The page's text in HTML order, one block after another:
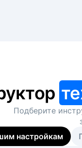
Подберите
настройкам